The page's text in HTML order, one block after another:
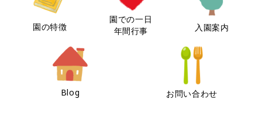
園の特徴
園での一日
年間行事
入園案内
Blog お問い合わせ